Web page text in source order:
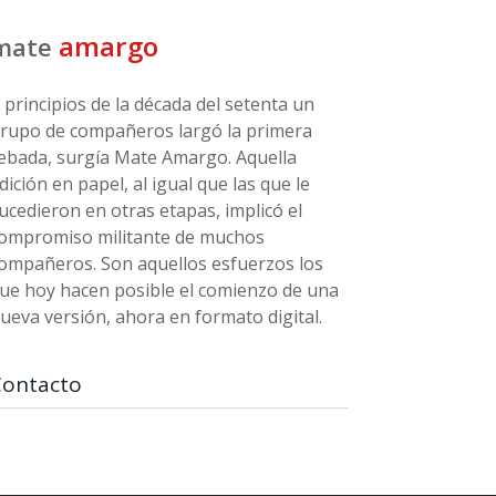
amargo
principios de la década del setenta un
de compañeros largó la primera
surgía Mate Amargo. Aquella
en papel, al igual que las que le
en otras etapas, implicó el
militante de muchos
Son aquellos esfuerzos los
hoy hacen posible el comienzo de una
versión, ahora en formato digital.